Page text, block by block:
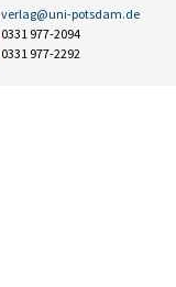
verlag@uni-potsdam.de
0331 977-2094
0331 977-2292